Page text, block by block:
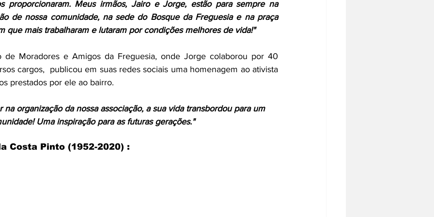
proporcionaram. Meus irmãos, Jairo e Jorge, estão para sempre na
de nossa comunidade, na sede do Bosque da Freguesia e na praça
que mais trabalharam e lutaram por condições melhores de vida!"
de Moradores e Amigos da Freguesia, onde Jorge colaborou por 40
cargos,  publicou em suas redes sociais uma homenagem ao ativista
prestados por ele ao bairro.
organização da nossa associação, a sua vida transbordou para um
Uma inspiração para as futuras gerações."
Costa Pinto (1952-2020) :